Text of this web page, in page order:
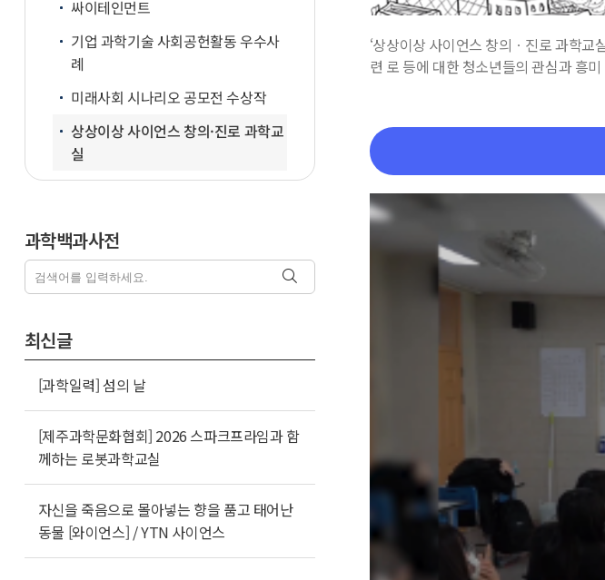
싸이테인먼트
기업 과학기술 사회공헌활동 우수사
례
미래사회 시나리오 공모전 수상작
상상이상 사이언스 창의·진로 과학교
실
과학백과사전
최신글
[과학일력] 섬의 날
[제주과학문화협회] 2026 스파크프라임과 함
께하는 로봇과학교실
자신을 죽음으로 몰아넣는 향을 품고 태어난
동물 [와이언스] / YTN 사이언스
‘상상이상 사이언스 창의ㆍ진로 과학
련 로 등에 대한 청소년들의 관심과 흥